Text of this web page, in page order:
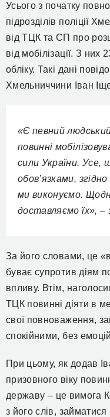
Усього з початку
підрозділів поліції
від ТЦК та СП про
від мобілізації. З
обліку. Такі дані
Хмельниччини Іван
«Є певний
повинні
сили України. Усе,
обов’язками,
ми виконуємо.
доставляємо їх», –
За його словами, це
буває супротив діям
впливу. Втім,
ТЦК повинні діяти в
свої повноваження,
спокійними, без
При цьому, як додав
призовного віку
державу – це вимога
з його слів,